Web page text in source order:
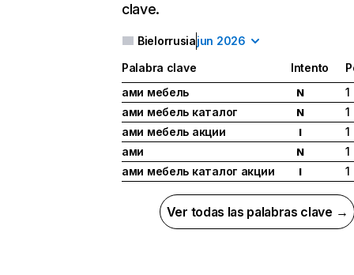
clave.
Bielorrusiajun 2026
Palabra clave Intento
ами мебель
N
1
ами мебель каталог
N
1
ами мебель акции
I
1
ами
N
1
ами мебель каталог акции
I 1
Ver todas las palabras clave →